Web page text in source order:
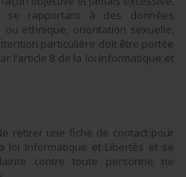
se rapportant à des données
ethnique, orientation sexuelle,
particulière doit être portée
l’article 8 de la loi Informatique et
retirer une fiche de contact pour
loi Informatique et Libertés et se
contre toute personne ne